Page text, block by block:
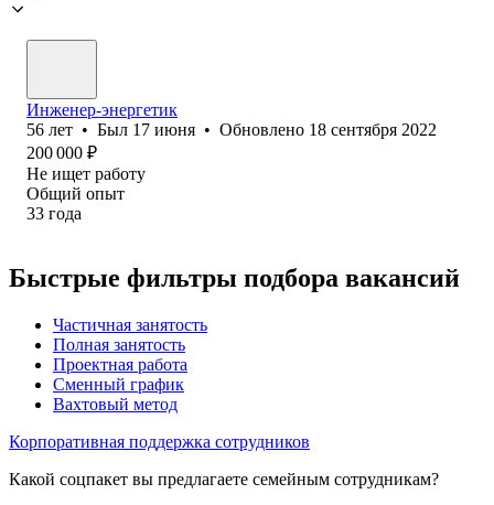
Инженер-энергетик
56 лет • Был 17 июня • Обновлено 18 сентября 2022
200 000 ₽
Не ищет работу
Общий опыт
33 года
Быстрые фильтры подбора вакансий
Частичная занятость
Полная занятость
Проектная работа
Сменный график
Вахтовый метод
Корпоративная поддержка сотрудников
Какой соцпакет вы предлагаете семейным сотрудникам?